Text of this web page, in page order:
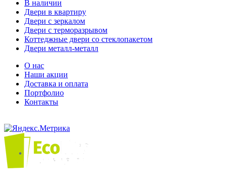
В наличии
Двери в квартиру
Двери с зеркалом
Двери с терморазрывом
Коттеджные двери со стеклопакетом
Двери металл-металл
О нас
Наши акции
Доставка и оплата
Портфолио
Контакты